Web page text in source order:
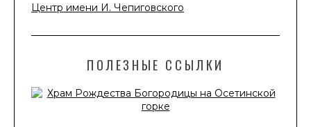
Центр имени И. Чепиговского
ПОЛЕЗНЫЕ ССЫЛКИ